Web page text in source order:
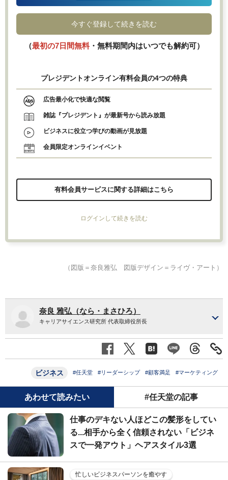
今すぐ登録して続きを読む
（最初の7日間無料・無料期間内はいつでも解約可）
プレジデントオンライン有料会員の4つの特典
広告最小化で快適な閲覧
雑誌『プレジデント』が最新号から読み放題
ビジネスに役立つ学びの動画が見放題
会員限定オンラインイベント
有料会員サービスに関する詳細はこちら
ログインして続きを読む
（図版＝奈良雅弘 図版デザイン＝ライヴ・アート）
奈良 雅弘（なら・まさひろ）
キャリアサイエンス研究所 代表取締役所長
ビジネス #任天堂 #リーダーシップ #顧客満足 #マーケティング
あわせて読みたい #任天堂の記事
仕事のデキない人ほどこの髪形をしてい
る...相手から全く信頼されない「ビジネ
スで一発アウト」ヘアスタイル3選
忙しいビジネスパーソンを癒やす